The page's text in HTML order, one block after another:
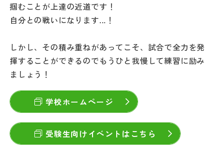
掴むことが上達の近道です！
自分との戦いになります...！
しかし、その積み重ねがあってこそ、試合で全力を発
揮することができるのでもうひと我慢して練習に励み
ましょう！
学校ホームページ
受験生向けイベントはこちら